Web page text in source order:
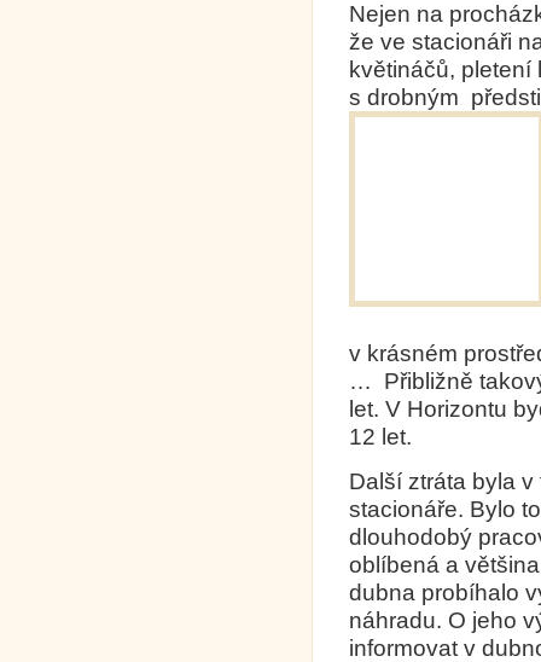
Nejen na
že ve stacionáři
květináčů,
s drobným
v krásném
… Přibližně
let. V Horizontu
12 let.
Další ztráta byla
stacionáře. Bylo
dlouhodobý
oblíbená a
dubna probíhalo
náhradu. O jeho
informovat v